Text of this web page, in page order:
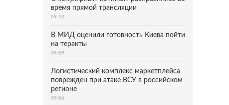
время прямой трансляции
09:10
В МИД оценили готовность Киева пойти
на теракты
09:09
Логистический комплекс маркетплейса
поврежден при атаке ВСУ в российском
регионе
09:06